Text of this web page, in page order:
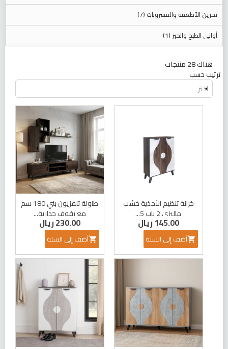
تخزين الأطعمة والمشروبات (7)
أواني الطبخ والخبز (1)
هناك 28 منتجات
ترتيب حسب
طاولة تلفزيون بني 180 سم
مع رفوف جدارية...
230.00 ريال
أضف إلى السلة
خزانة تنظيم الأحذية خشب
ماليزي 2 باب 5...
145.00 ريال
أضف إلى السلة